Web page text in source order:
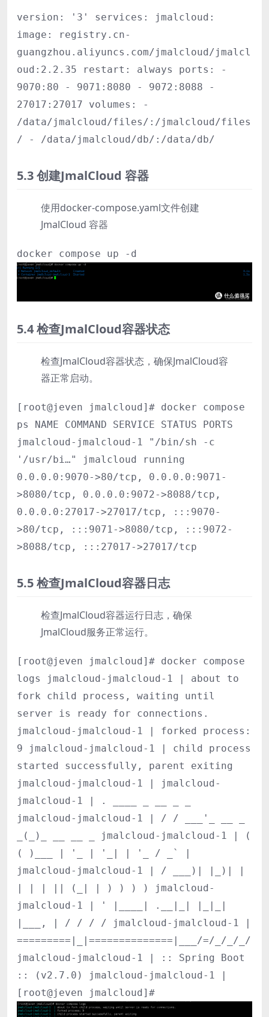
version: '3' services: jmalcloud:
image: registry.cn-
guangzhou.aliyuncs.com/jmalcloud/jmalcl
oud:2.2.35 restart: always ports: -
9070:80 - 9071:8080 - 9072:8088 -
27017:27017 volumes: -
/data/jmalcloud/files/:/jmalcloud/files
/ - /data/jmalcloud/db/:/data/db/
5.3 创建JmalCloud 容器
使用docker-compose.yaml文件创建
JmalCloud 容器
docker compose up -d
5.4 检查JmalCloud容器状态
检查JmalCloud容器状态，确保JmalCloud容
器正常启动。
[root@jeven jmalcloud]# docker compose
ps NAME COMMAND SERVICE STATUS PORTS
jmalcloud-jmalcloud-1 "/bin/sh -c
'/usr/bi…" jmalcloud running
0.0.0.0:9070->80/tcp, 0.0.0.0:9071-
>8080/tcp, 0.0.0.0:9072->8088/tcp,
0.0.0.0:27017->27017/tcp, :::9070-
>80/tcp, :::9071->8080/tcp, :::9072-
>8088/tcp, :::27017->27017/tcp
5.5 检查JmalCloud容器日志
检查JmalCloud容器运行日志，确保
JmalCloud服务正常运行。
[root@jeven jmalcloud]# docker compose
logs jmalcloud-jmalcloud-1 | about to
fork child process, waiting until
server is ready for connections.
jmalcloud-jmalcloud-1 | forked process:
9 jmalcloud-jmalcloud-1 | child process
started successfully, parent exiting
jmalcloud-jmalcloud-1 | jmalcloud-
jmalcloud-1 | . ____ _ __ _ _
jmalcloud-jmalcloud-1 | / / ___'_ __ _
_(_)_ __ __ _ jmalcloud-jmalcloud-1 | (
( )___ | '_ | '_| | '_ / _` |
jmalcloud-jmalcloud-1 | / ___)| |_)| |
| | | || (_| | ) ) ) ) jmalcloud-
jmalcloud-1 | ' |____| .__|_| |_|_|
|___, | / / / / jmalcloud-jmalcloud-1 |
=========|_|==============|___/=/_/_/_/
jmalcloud-jmalcloud-1 | :: Spring Boot
:: (v2.7.0) jmalcloud-jmalcloud-1 |
[root@jeven jmalcloud]#